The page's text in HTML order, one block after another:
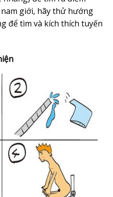
giới, hãy thử hướng
để tìm và kích thích tuyến